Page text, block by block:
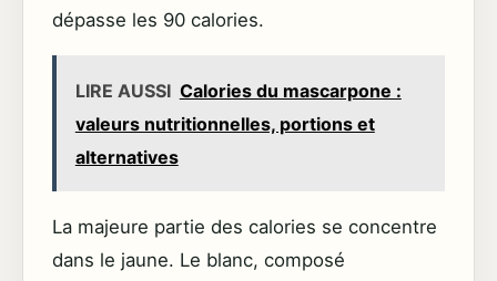
dépasse les 90 calories.
LIRE AUSSI Calories du mascarpone :
valeurs nutritionnelles, portions et
alternatives
La majeure partie des calories se concentre
dans le jaune. Le blanc, composé